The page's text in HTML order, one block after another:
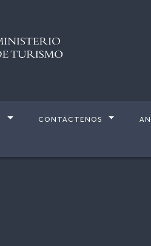
CONTÁCTENOS